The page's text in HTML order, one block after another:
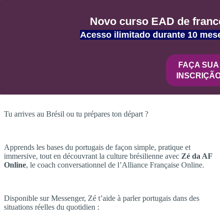
Novo curso EAD de
Acesso ilimitado durante 10
FAÇA SUA
Zé da AF Online
Zé da AF Online – Ton coach de portugais
Tu arrives au Brésil ou tu prépares ton départ ?
Apprends les bases du portugais de façon simple, pratique et
immersive, tout en découvrant la culture brésilienne avec Zé da AF
Online, le coach conversationnel de l’Alliance Française Online.
Disponible sur Messenger, Zé t’aide à parler portugais dans des
situations réelles du quotidien :